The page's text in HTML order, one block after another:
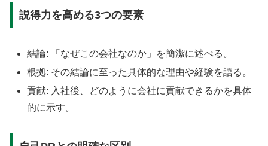
説得力を高める3つの要素
結論: 「なぜこの会社なのか」を簡潔に述べる。
根拠: その結論に至った具体的な理由や経験を語る。
貢献: 入社後、どのように会社に貢献できるかを具体
的に示す。